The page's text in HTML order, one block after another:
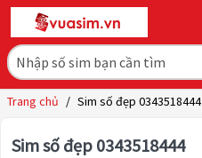
Trang chủ / Sim số đẹp 0343518444
Sim số đẹp 0343518444